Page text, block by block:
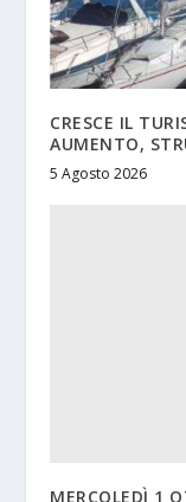
CRESCE IL
AUMENTO,
5 Agosto 2026
MERCOLEDÌ 1